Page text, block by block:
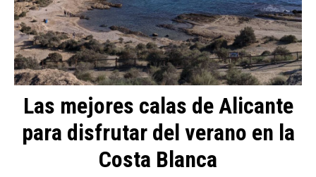
Las mejores calas de Alicante
para disfrutar del verano en la
Costa Blanca